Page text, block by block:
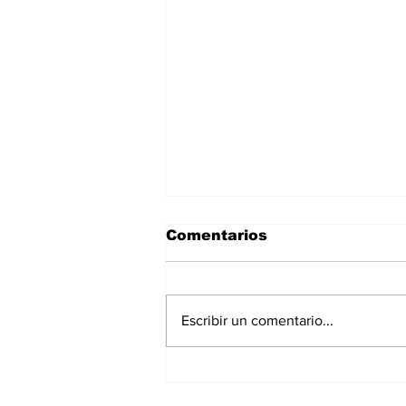
Comentarios
Escribir un comentario...